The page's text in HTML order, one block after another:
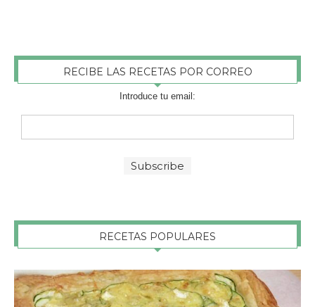
RECIBE LAS RECETAS POR CORREO
Introduce tu email:
RECETAS POPULARES